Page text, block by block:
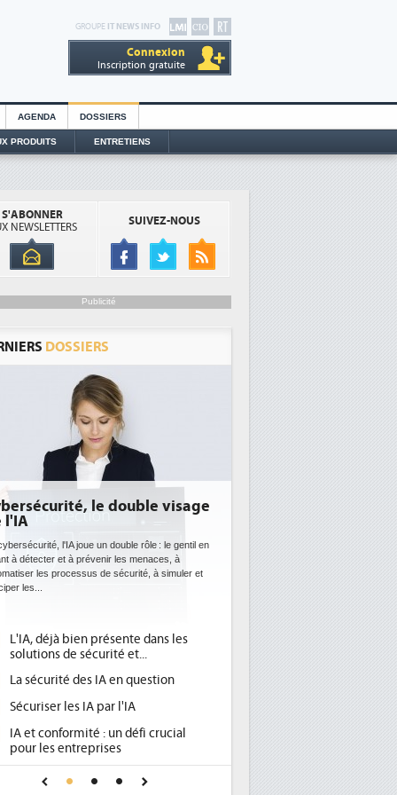
GROUPE IT NEWS INFO
Connexion
Inscription gratuite
AGENDA DOSSIERS
PRODUITS ENTRETIENS
S'ABONNER
NEWSLETTERS
SUIVEZ-NOUS
Publicité
DOSSIERS
le double visage
l'IA
l'IA joue un double rôle : le gentil en
à détecter et à prévenir les menaces, à
les processus de sécurité, à simuler et
les...
L'IA, déjà bien présente dans les
solutions de sécurité et...
La sécurité des IA en question
Sécuriser les IA par l'IA
IA et conformité : un défi crucial
pour les entreprises
Une IA de confiance pour une IA
plus sûre ?